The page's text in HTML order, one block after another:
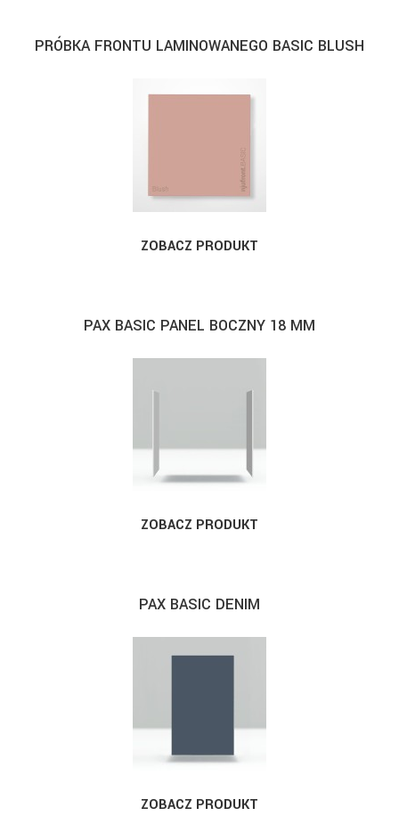
PRÓBKA FRONTU LAMINOWANEGO BASIC BLUSH
ZOBACZ PRODUKT
PAX BASIC PANEL BOCZNY 18 MM
ZOBACZ PRODUKT
PAX BASIC DENIM
ZOBACZ PRODUKT